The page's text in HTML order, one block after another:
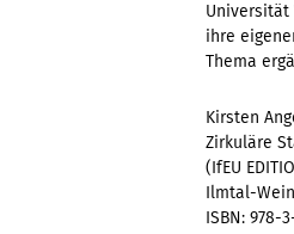
Universität
ihre
Thema
Kirsten
Zirkuläre
(IfEU
Ilmtal-
ISBN: 978-